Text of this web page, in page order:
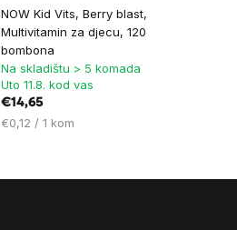
NOW Kid Vits, Berry blast,
Multivitamin za djecu, 120
bombona
Na skladištu > 5 komada
Uto 11.8. kod vas
€14,65
Cijena
€0,12 / 1 kom